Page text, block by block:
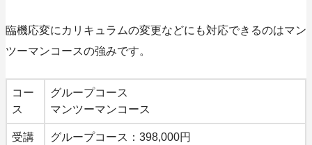
臨機応変にカリキュラムの変更などにも対応できるのはマン
ツーマンコースの強みです。
コー
ス
グループコース
マンツーマンコース
受講
グループコース：398,000円